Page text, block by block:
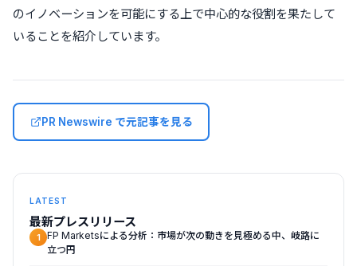
のイノベーションを可能にする上で中心的な役割を果たして
いることを紹介しています。
PR Newswire で元記事を見る
LATEST
最新プレスリリース
1
FP Marketsによる分析：市場が次の動きを見極める中、岐路に
立つ円